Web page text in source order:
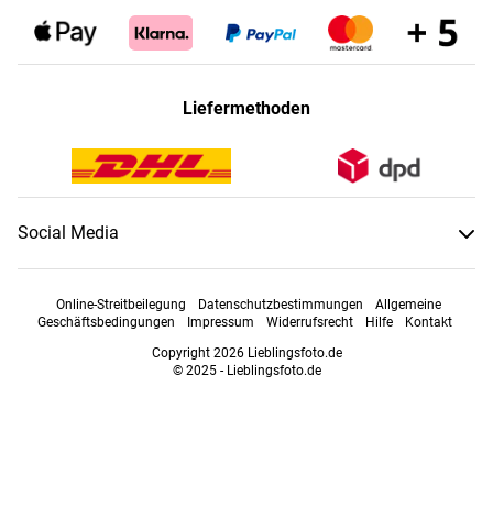
Liefermethoden
Social Media
Online-Streitbeilegung Datenschutzbestimmungen
Allgemeine
Geschäftsbedingungen
Impressum Widerrufsrecht Hilfe
Kontakt
Copyright 2026 Lieblingsfoto.de
© 2025 - Lieblingsfoto.de